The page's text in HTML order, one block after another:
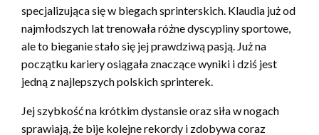
specjalizująca się w biegach sprinterskich. Klaudia już od
najmłodszych lat trenowała różne dyscypliny sportowe,
ale to bieganie stało się jej prawdziwą pasją. Już na
początku kariery osiągała znaczące wyniki i dziś jest
jedną z najlepszych polskich sprinterek.
Jej szybkość na krótkim dystansie oraz siła w nogach
sprawiają, że bije kolejne rekordy i zdobywa coraz